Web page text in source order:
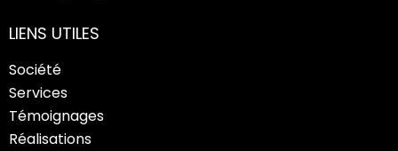
LIENS UTILES
Société
Services
Témoignages
Réalisations